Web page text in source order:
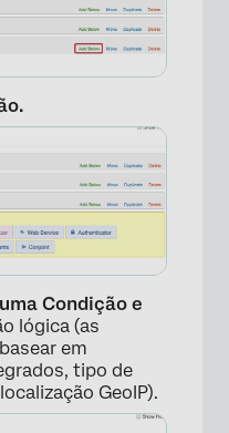
Condição e
lógica (as
em
tipo de
GeoIP).